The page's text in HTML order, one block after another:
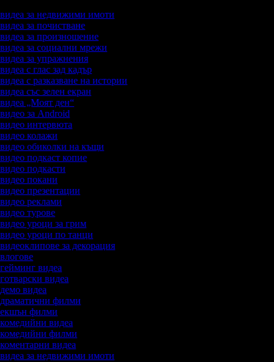
видеа за недвижими имоти
за почистване
видеа за произношение
видеа за социални мрежи
видеа за упражнения
с глас зад кадър
с разказване на истории
със зелен екран
видеа „Моят ден“
видео за Android
видео интервюта
видео колажи
видео обиколки на къщи
видео подкаст копие
подкасти
видео покани
презентации
видео реклами
турове
видео уроци за грим
видео уроци по танци
видеоклипове за декорация
гейминг видеа
видеа
видеа
драматични филми
екшън филми
комедийни видеа
комедийни филми
коментарни видеа
видеа за недвижими имоти